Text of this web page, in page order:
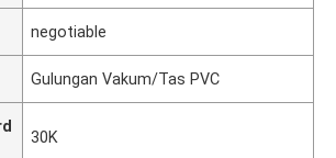
negotiable
Gulungan Vakum/Tas PVC
30K